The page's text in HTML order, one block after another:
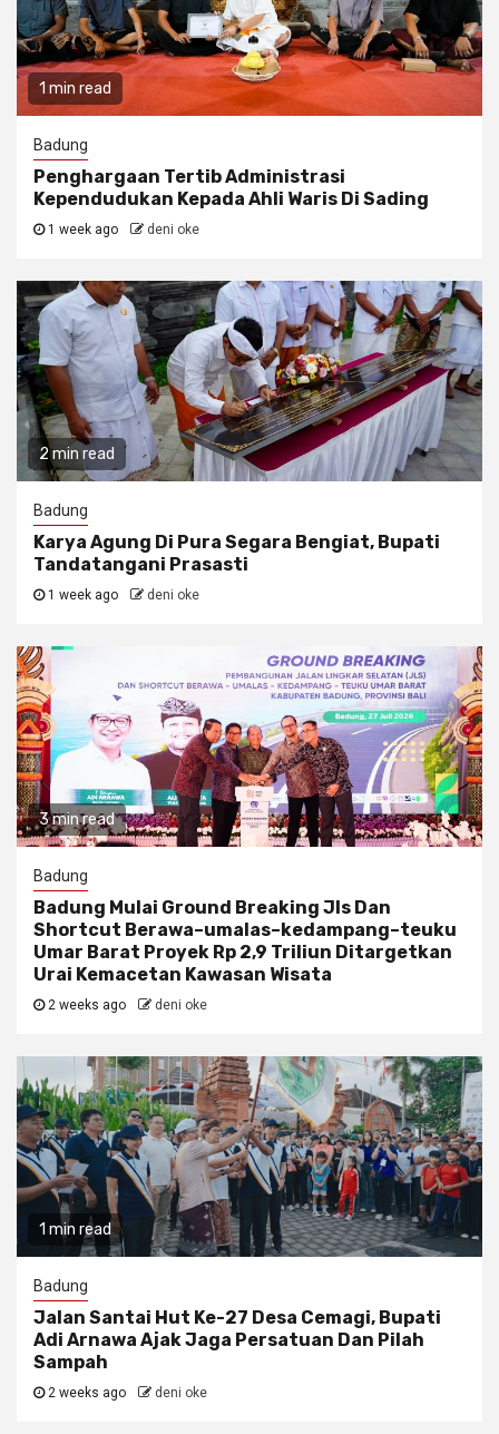
1 min read
Badung
Penghargaan Tertib Administrasi
Kependudukan Kepada Ahli Waris Di Sading
1 week ago deni oke
2 min read
Badung
Karya Agung Di Pura Segara Bengiat, Bupati
Tandatangani Prasasti
1 week ago deni oke
3 min read
Badung
Badung Mulai Ground Breaking Jls Dan
Shortcut Berawa–umalas–kedampang–teuku
Umar Barat Proyek Rp 2,9 Triliun Ditargetkan
Urai Kemacetan Kawasan Wisata
2 weeks ago deni oke
1 min read
Badung
Jalan Santai Hut Ke-27 Desa Cemagi, Bupati
Adi Arnawa Ajak Jaga Persatuan Dan Pilah
Sampah
2 weeks ago deni oke